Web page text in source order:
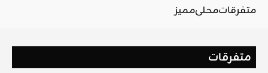
متفرقاتمحليمميز
متفرقات